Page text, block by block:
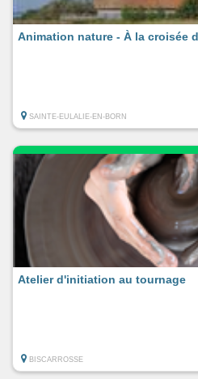
Animation nature - À la croisée
SAINTE-EULALIE-EN-BORN
Atelier d'initiation au tournage
BISCARROSSE